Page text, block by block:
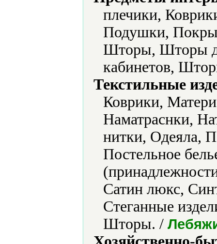
плечики,
Подушки,
Шторы, Шторы
кабинетов,
Текстильные
Коврики,
Наматраснки,
нитки, Одеяла,
Постельное
Сатин люкс,
Стеганные
Шторы. /